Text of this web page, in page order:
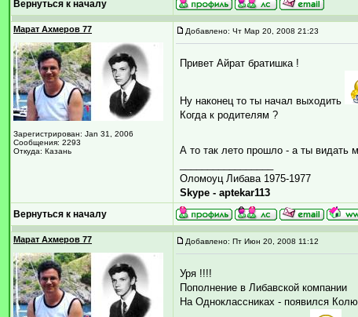
Вернуться к началу
Марат Ахмеров 77
Зарегистрирован: Jan 31, 2006
Сообщения: 2293
Откуда: Казань
Добавлено: Чт Мар 20, 2008 21:23
Привет Айрат братишка !
Ну наконец то ты начал выходить
Когда к родителям ?
А то так лето прошло - а ты видать
Оломоуц Либава 1975-1977
Skype - aptekar113
Вернуться к началу
Марат Ахмеров 77 Добавлено: Пт Июн 20, 2008 11:12
Уря !!!!
Пополнение в Либавской компании
На Одноклассниках - появился